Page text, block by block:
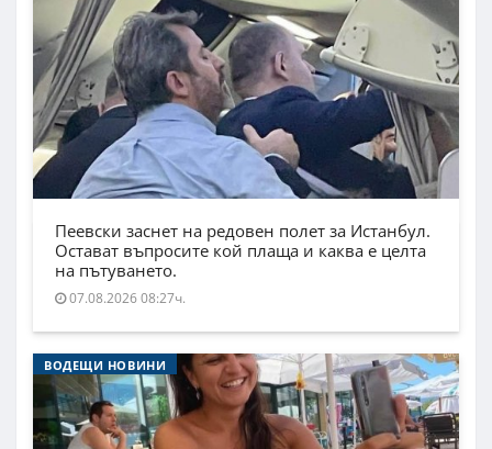
Пеевски заснет на редовен полет за Истанбул.
Остават въпросите кой плаща и каква е целта
на пътуването.
07.08.2026 08:27ч.
ВОДЕЩИ НОВИНИ